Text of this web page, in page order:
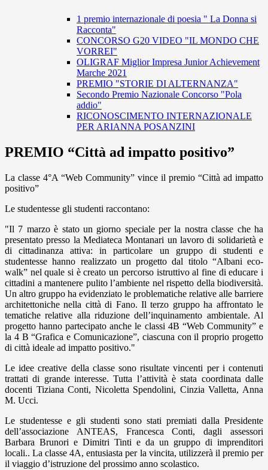
1 premio internazionale di poesia " La Donna si
Racconta"
CONCORSO G20 VIDEO "IL MONDO CHE
VORREI"
OLIGRAF Miglior Impresa Junior Achievement
Marche 2021
PREMIO "STORIE DI ALTERNANZA"
Secondo Premio Nazionale Concorso "Pola
addio"
RICONOSCIMENTO INTERNAZIONALE
PER ARIANNA POSANZINI
PREMIO “Città ad impatto positivo”
La classe 4°A “Web Community” vince il premio “Città ad impatto
positivo”
Le studentesse gli studenti raccontano:
"Il 7 marzo è stato un giorno speciale per la nostra classe che ha
presentato presso la Mediateca Montanari un lavoro di solidarietà e
di cittadinanza attiva: in particolare un gruppo di studenti e
studentesse hanno realizzato un progetto dal titolo “Albani eco-
walk” nel quale si è creato un percorso istruttivo al fine di educare i
cittadini a mantenere pulito l’ambiente nel rispetto della biodiversità.
Un altro gruppo ha evidenziato le problematiche relative alle barriere
architettoniche nella città di Fano. Il terzo gruppo ha affrontato le
tematiche relative alla riduzione dell’inquinamento ambientale. Al
progetto hanno partecipato anche le classi 4B “Web Community” e
la 4 B “Grafica e Comunicazione”, ciascuna con il proprio progetto
di città ideale ad impatto positivo."
Le idee creative della classe sono risultate vincenti per i contenuti
trattati di grande interesse. Tutta l’attività è stata coordinata dalle
docenti Tiziana Conti, Nicoletta Spendolini, Cinzia Valletta, Anna
M. Ucci.
Le studentesse e gli studenti sono stati premiati dalla Presidente
dell’associazione ANTEAS, Francesca Conti, dagli assessori
Barbara Brunori e Dimitri Tinti e da un gruppo di imprenditori
locali.. La classe 4A, entusiasta per la vincita, utilizzerà il premio per
il viaggio d’istruzione del prossimo anno scolastico.